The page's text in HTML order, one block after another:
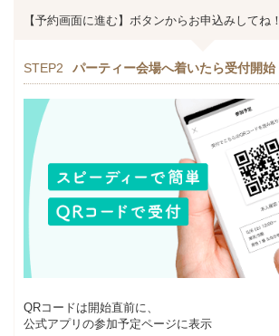
【予約画面に進む】ボタンからお申込みしてね！
STEP2 パーティー会場へ着いたら受付開始
QRコードは開始直前に、
公式アプリの参加予定ページに表示